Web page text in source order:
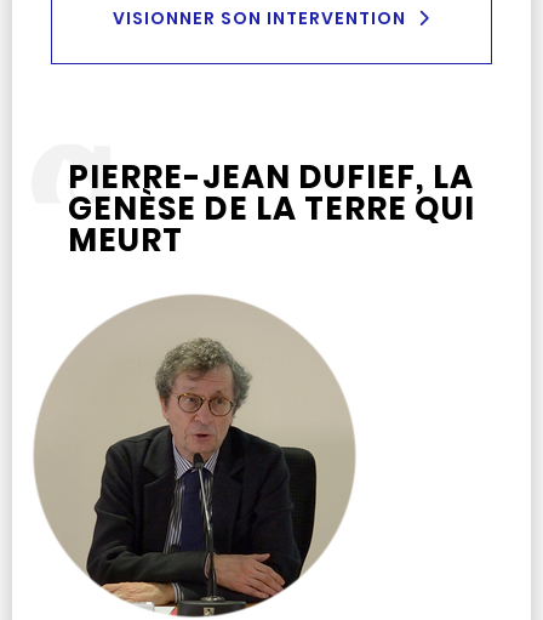
VISIONNER SON INTERVENTION
PIERRE-JEAN DUFIEF, LA
GENÈSE DE LA TERRE QUI
MEURT